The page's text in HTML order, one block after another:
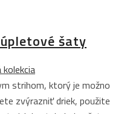
šaty
kolekcia
strihom, ktorý je možno
zvýrazniť driek, použite